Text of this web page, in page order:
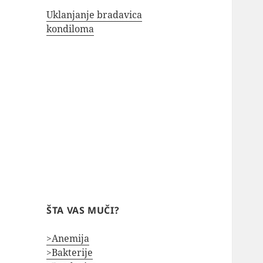
Uklanjanje bradavica
kondiloma
ŠTA VAS MUČI?
>Anemija
>Bakterije